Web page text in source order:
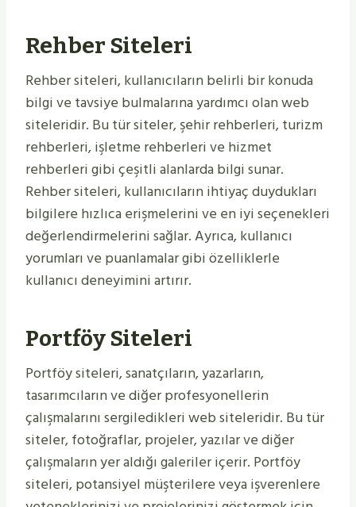
Rehber Siteleri
Rehber siteleri, kullanıcıların belirli bir konuda
bilgi ve tavsiye bulmalarına yardımcı olan web
siteleridir. Bu tür siteler, şehir rehberleri, turizm
rehberleri, işletme rehberleri ve hizmet
rehberleri gibi çeşitli alanlarda bilgi sunar.
Rehber siteleri, kullanıcıların ihtiyaç duydukları
bilgilere hızlıca erişmelerini ve en iyi seçenekleri
değerlendirmelerini sağlar. Ayrıca, kullanıcı
yorumları ve puanlamalar gibi özelliklerle
kullanıcı deneyimini artırır.
Portföy Siteleri
Portföy siteleri, sanatçıların, yazarların,
tasarımcıların ve diğer profesyonellerin
çalışmalarını sergiledikleri web siteleridir. Bu tür
siteler, fotoğraflar, projeler, yazılar ve diğer
çalışmaların yer aldığı galeriler içerir. Portföy
siteleri, potansiyel müşterilere veya işverenlere